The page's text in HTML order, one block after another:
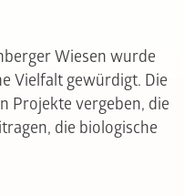
Wiesen wurde
Vielfalt gewürdigt. Die
Projekte vergeben, die
die biologische